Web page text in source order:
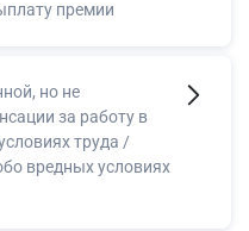
премии
но не
за работу в
труда /
вредных условиях